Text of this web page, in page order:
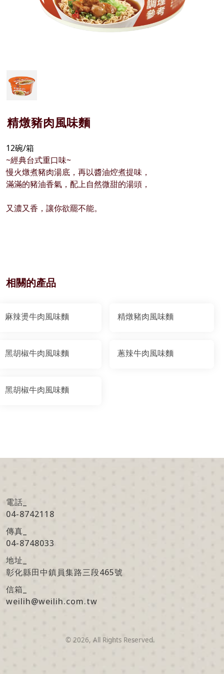
精燉豬肉風味麵
12碗/箱
~經典台式重口味~
慢火燉煮豬肉湯底，再以醬油焢煮提味，
滿滿的豬油香氣，配上自然微甜的湯頭，
又濃又香，讓你欲罷不能。
相關的產品
麻辣燙牛肉風味麵 精燉豬肉風味麵
黑胡椒牛肉風味麵 蔥辣牛肉風味麵
黑胡椒牛肉風味麵
電話_
04-8742118
傳真
04-8748033
地址
彰化縣田中鎮員集路三段465號
信箱
weilih@weilih.com.tw
© 2026, All Rights Reserved.